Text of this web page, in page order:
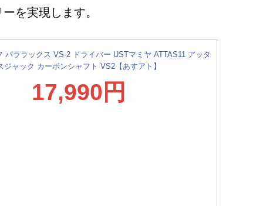
を実現します。
パララックス VS-2 ドライバー USTマミヤ ATTAS11 アッタ
ジャック カーボンシャフト VS2【あすアト】
17,990円